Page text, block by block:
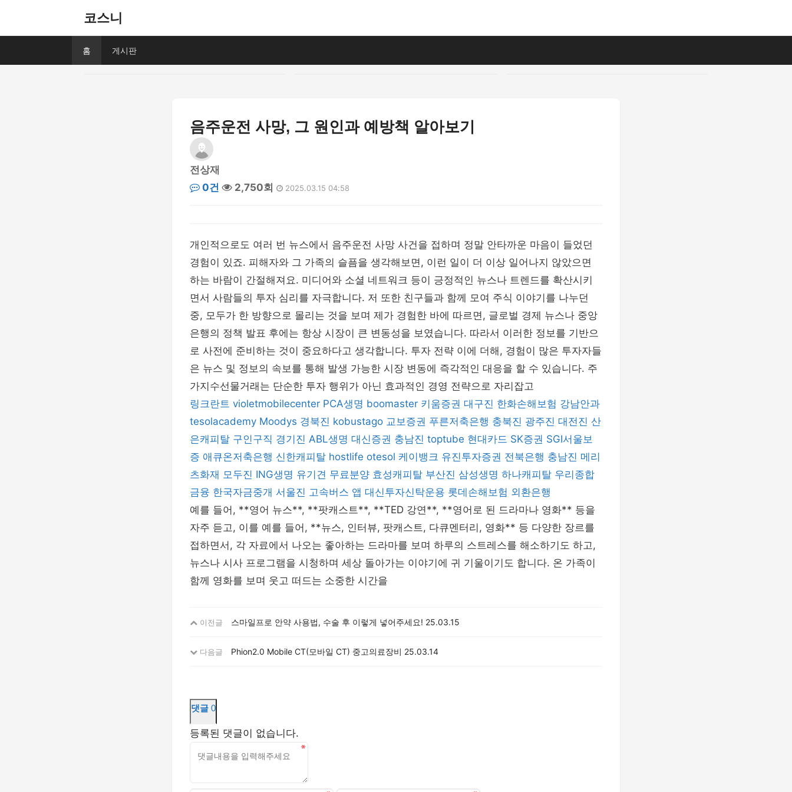
코스니
홈 게시판
음주운전 사망, 그 원인과 예방책 알아보기
전상재
0건
2,750회 2025.03.15 04:58
개인적으로도 여러 번 뉴스에서 음주운전 사망 사건을 접하며 정말 안타까운 마음이 들었던
경험이 있죠. 피해자와 그 가족의 슬픔을 생각해보면, 이런 일이 더 이상 일어나지 않았으면
하는 바람이 간절해져요. 미디어와 소셜 네트워크 등이 긍정적인 뉴스나 트렌드를 확산시키
면서 사람들의 투자 심리를 자극합니다. 저 또한 친구들과 함께 모여 주식 이야기를 나누던
중, 모두가 한 방향으로 몰리는 것을 보며 제가 경험한 바에 따르면, 글로벌 경제 뉴스나 중앙
은행의 정책 발표 후에는 항상 시장이 큰 변동성을 보였습니다. 따라서 이러한 정보를 기반으
로 사전에 준비하는 것이 중요하다고 생각합니다. 투자 전략 이에 더해, 경험이 많은 투자자들
은 뉴스 및 정보의 속보를 통해 발생 가능한 시장 변동에 즉각적인 대응을 할 수 있습니다. 주
가지수선물거래는 단순한 투자 행위가 아닌 효과적인 경영 전략으로 자리잡고
링크란트 violetmobilecenter PCA생명 boomaster 키움증권 대구진 한화손해보험 강남안과
tesolacademy Moodys 경북진 kobustago 교보증권 푸른저축은행 충북진 광주진 대전진 산
은캐피탈 구인구직 경기진 ABL생명 대신증권 충남진 toptube 현대카드 SK증권 SGI서울보
증 애큐온저축은행 신한캐피탈 hostlife otesol 케이뱅크 유진투자증권 전북은행 충남진 메리
츠화재 모두진 ING생명 유기견 무료분양 효성캐피탈 부산진 삼성생명 하나캐피탈 우리종합
금융 한국자금중개 서울진 고속버스 앱 대신투자신탁운용 롯데손해보험 외환은행
예를 들어, **영어 뉴스**, **팟캐스트**, **TED 강연**, **영어로 된 드라마나 영화** 등을
자주 듣고, 이를 예를 들어, **뉴스, 인터뷰, 팟캐스트, 다큐멘터리, 영화** 등 다양한 장르를
접하면서, 각 자료에서 나오는 좋아하는 드라마를 보며 하루의 스트레스를 해소하기도 하고,
뉴스나 시사 프로그램을 시청하며 세상 돌아가는 이야기에 귀 기울이기도 합니다. 온 가족이
함께 영화를 보며 웃고 떠드는 소중한 시간을
이전글 스마일프로 안약 사용법, 수술 후 이렇게 넣어주세요! 25.03.15
다음글 Phion2.0 Mobile CT(모바일 CT) 중고의료장비 25.03.14
댓글 0
등록된 댓글이 없습니다.